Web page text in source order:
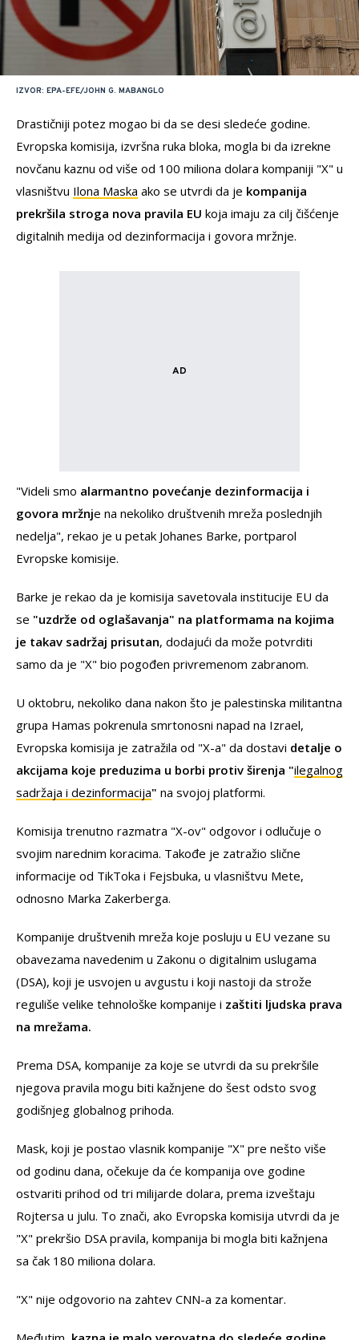
IZVOR: EPA-EFE/JOHN G. MABANGLO
Drastičniji potez mogao bi da se desi sledeće godine.
Evropska komisija, izvršna ruka bloka, mogla bi da izrekne
novčanu kaznu od više od 100 miliona dolara kompaniji "X" u
vlasništvu Ilona Maska ako se utvrdi da je kompanija
prekršila stroga nova pravila EU koja imaju za cilj čišćenje
digitalnih medija od dezinformacija i govora mržnje.
"Videli smo alarmantno povećanje dezinformacija i
govora mržnje na nekoliko društvenih mreža poslednjih
nedelja", rekao je u petak Johanes Barke, portparol
Evropske komisije.
Barke je rekao da je komisija savetovala institucije EU da
se "uzdrže od oglašavanja" na platformama na kojima
je takav sadržaj prisutan, dodajući da može potvrditi
samo da je "X" bio pogođen privremenom zabranom.
U oktobru, nekoliko dana nakon što je palestinska militantna
grupa Hamas pokrenula smrtonosni napad na Izrael,
Evropska komisija je zatražila od "X-a" da dostavi detalje o
akcijama koje preduzima u borbi protiv širenja "ilegalnog
sadržaja i dezinformacija" na svojoj platformi.
Komisija trenutno razmatra "X-ov" odgovor i odlučuje o
svojim narednim koracima. Takođe je zatražio slične
informacije od TikToka i Fejsbuka, u vlasništvu Mete,
odnosno Marka Zakerberga.
Kompanije društvenih mreža koje posluju u EU vezane su
obavezama navedenim u Zakonu o digitalnim uslugama
(DSA), koji je usvojen u avgustu i koji nastoji da strože
reguliše velike tehnološke kompanije i zaštiti ljudska prava
na mrežama.
Prema DSA, kompanije za koje se utvrdi da su prekršile
njegova pravila mogu biti kažnjene do šest odsto svog
godišnjeg globalnog prihoda.
Mask, koji je postao vlasnik kompanije "X" pre nešto više
od godinu dana, očekuje da će kompanija ove godine
ostvariti prihod od tri milijarde dolara, prema izveštaju
Rojtersa u julu. To znači, ako Evropska komisija utvrdi da je
"X" prekršio DSA pravila, kompanija bi mogla biti kažnjena
sa čak 180 miliona dolara.
"X" nije odgovorio na zahtev CNN-a za komentar.